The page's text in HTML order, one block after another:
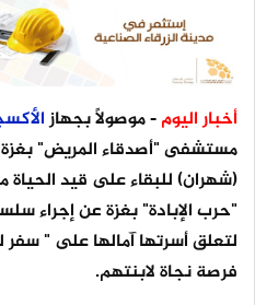
أخبار اليوم- موصولًا بجهاز
مستشفى "أصدقاء المريض" بغزة
(شهران) للبقاء على قيد
"حرب الإبادة" بغزة عن إجراء
لتعلق أسرتها آمالها على " سفر
فرصة نجاة لابنتهم.